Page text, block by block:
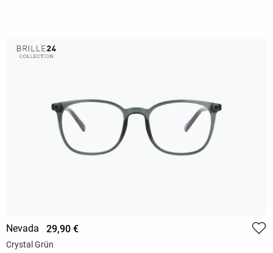
Nevada 29,90 €
Crystal Grün